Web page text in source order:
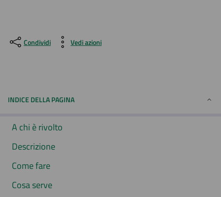
Condividi Vedi azioni
INDICE DELLA PAGINA
A chi è rivolto
Descrizione
Come fare
Cosa serve